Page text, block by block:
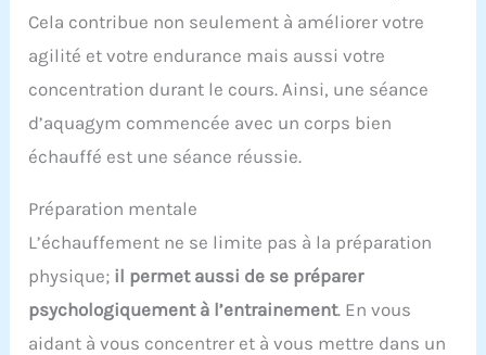
Cela contribue non seulement à améliorer votre
agilité et votre endurance mais aussi votre
concentration durant le cours. Ainsi, une séance
d’aquagym commencée avec un corps bien
échauffé est une séance réussie.
Préparation mentale
L’échauffement ne se limite pas à la préparation
physique; il permet aussi de se préparer
psychologiquement à l’entrainement. En vous
aidant à vous concentrer et à vous mettre dans un